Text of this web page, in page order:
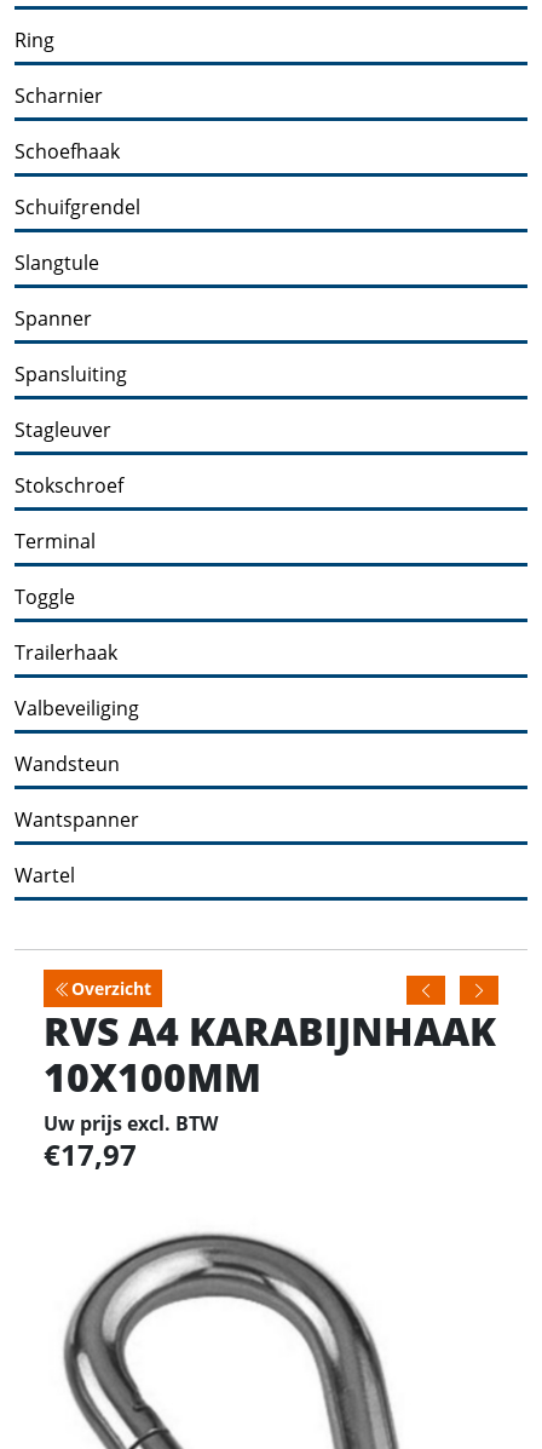
Ring
Scharnier
Schoefhaak
Schuifgrendel
Slangtule
Spanner
Spansluiting
Stagleuver
Stokschroef
Terminal
Toggle
Trailerhaak
Valbeveiliging
Wandsteun
Wantspanner
Wartel
Overzicht
RVS A4 KARABIJNHAAK
10X100MM
Uw prijs excl. BTW
17,97